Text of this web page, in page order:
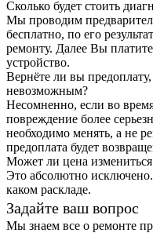
Сколько будет стоить
Мы проводим
бесплатно, по его
ремонту. Далее Вы
устройство.
Вернёте ли вы
невозможным?
Несомненно, если во
повреждение более
необходимо менять, а не
предоплата будет
Может ли цена
Это абсолютно
каком раскладе.
Задайте ваш вопрос
Мы знаем все о ремонте